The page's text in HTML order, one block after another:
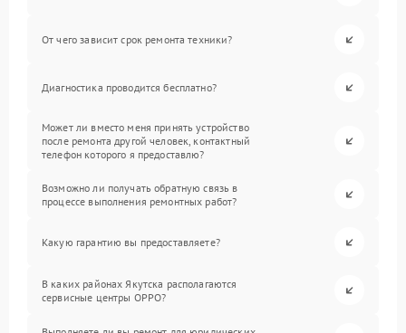
От чего зависит срок ремонта техники?
Диагностика проводится бесплатно?
Может ли вместо меня принять устройство
после ремонта другой человек, контактный
телефон которого я предоставлю?
Возможно ли получать обратную связь в
процессе выполнения ремонтных работ?
Какую гарантию вы предоставляете?
В каких районах Якутска располагаются
сервисные центры OPPO?